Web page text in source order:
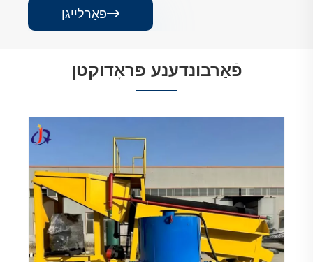
פאָרלייגן
פֿאַרבונדענע פּראָדוקטן
אַלווויאַל גאָלד פּראָספּעקטינג פאָרמיטל
View More >>